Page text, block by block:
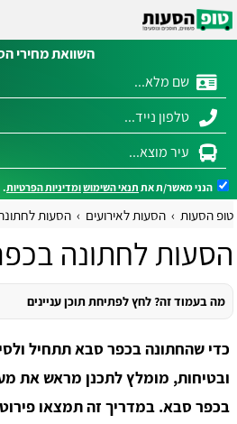
השוואת מחירי
הנני מאשר/ת את תנאי השימושומדיניות הפרטיות.
טופ הסעות הסעות לאירועים הסעות
הסעות לחתונה
מה בעמוד זה? לחץ לפתיחת תוכן עניינים
כדי שהחתונה בכפר סבא תתחיל
ובטיחות, מומלץ לתכנן מראש את
בכפר סבא. במדריך זה תמצאו